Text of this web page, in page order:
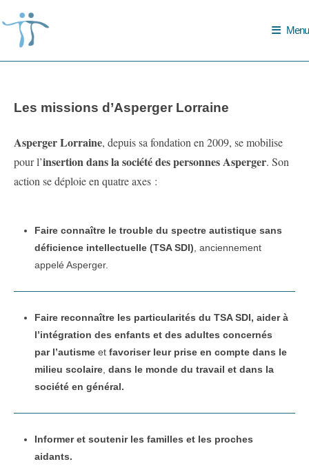
to
content
Menu
Les missions d’Asperger Lorraine
Asperger Lorraine, depuis sa fondation en 2009, se mobilise
pour l’insertion dans la société des personnes Asperger. Son
action se déploie en quatre axes :
Faire connaître le trouble du spectre autistique sans
déficience intellectuelle (TSA SDI) , anciennement
appelé Asperger.
Faire reconnaître les particularités du TSA SDI, aider à
l’intégration des enfants et des adultes concernés
par l’autisme et favoriser leur prise en compte dans le
milieu scolaire dans le monde du travail et dans la
société en général.
Informer et soutenir les familles et les proches
aidants.